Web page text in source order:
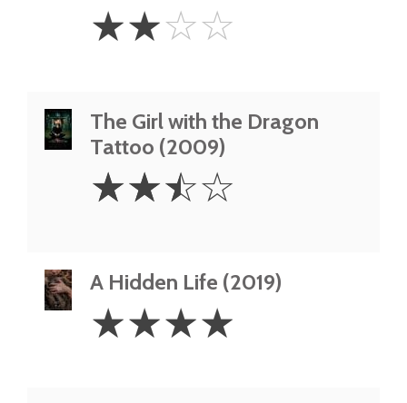
Stars
☆☆☆☆
The Girl with the Dragon
Tattoo (2009)
2.5
Stars
☆☆☆☆
A Hidden Life (2019)
Stars
☆☆☆☆